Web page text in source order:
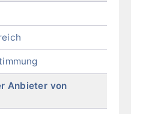
Anbieter von